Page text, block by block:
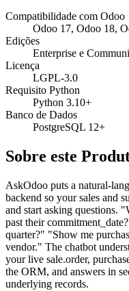
Compatibilidade com Odoo
Odoo 17, Odoo 18,
Edições
Enterprise e
Licença
LGPL-3.0
Requisito Python
Python 3.10+
Banco de Dados
PostgreSQL 12+
Sobre este
AskOdoo puts a natural-
backend so your sales and
and start asking questions.
past their
quarter?" "Show me
vendor." The chatbot
your live sale.order,
the ORM, and answers in
underlying records.